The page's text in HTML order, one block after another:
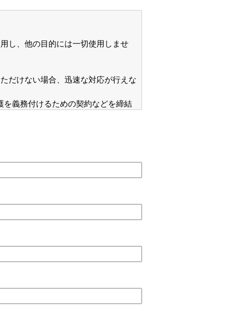
し、他の目的には一切使用しませ
だけない場合、迅速な対応が行えな
義務付けるための契約などを締結
及び第三者への提供の停止（以下
にご連絡ください。ご本人からの